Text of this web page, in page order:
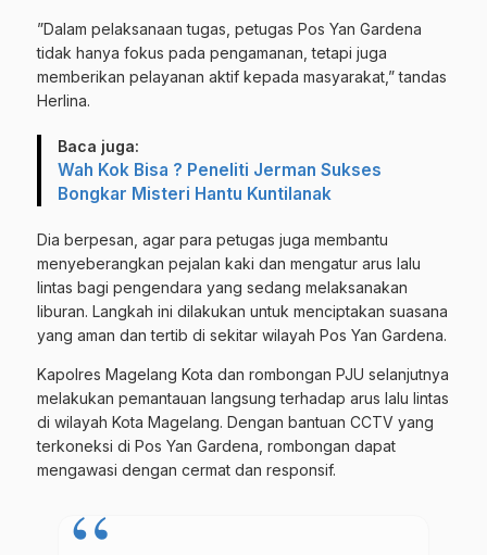
”Dalam pelaksanaan tugas, petugas Pos Yan Gardena
tidak hanya fokus pada pengamanan, tetapi juga
memberikan pelayanan aktif kepada masyarakat,” tandas
Herlina.
Baca juga:
Wah Kok Bisa ? Peneliti Jerman Sukses
Bongkar Misteri Hantu Kuntilanak
Dia berpesan, agar para petugas juga membantu
menyeberangkan pejalan kaki dan mengatur arus lalu
lintas bagi pengendara yang sedang melaksanakan
liburan. Langkah ini dilakukan untuk menciptakan suasana
yang aman dan tertib di sekitar wilayah Pos Yan Gardena.
Kapolres Magelang Kota dan rombongan PJU selanjutnya
melakukan pemantauan langsung terhadap arus lalu lintas
di wilayah Kota Magelang. Dengan bantuan CCTV yang
terkoneksi di Pos Yan Gardena, rombongan dapat
mengawasi dengan cermat dan responsif.